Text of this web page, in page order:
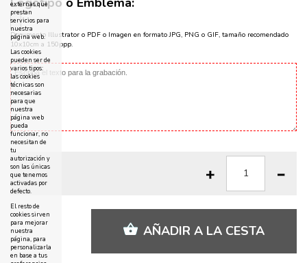
Documento Illustrator o PDF o Imagen en formato JPG, PNG o GIF, tamaño recomendado
10x10cm a 150ppp.
AÑADIR A LA CESTA
externas que
prestan
servicios para
nuestra
página web.
Las cookies
pueden ser de
varios tipos:
las cookies
técnicas son
necesarias
para que
nuestra
página web
pueda
funcionar, no
necesitan de
tu
autorización y
son las únicas
que tenemos
activadas por
defecto.
El resto de
cookies sirven
para mejorar
nuestra
página, para
personalizarla
en base a tus